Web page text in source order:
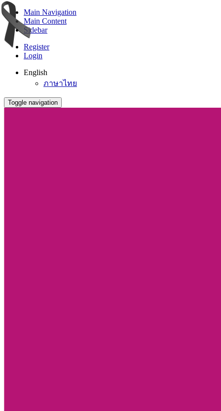
Main Navigation
Main Content
Sidebar
Register
Login
English
ภาษาไทย
Toggle navigation